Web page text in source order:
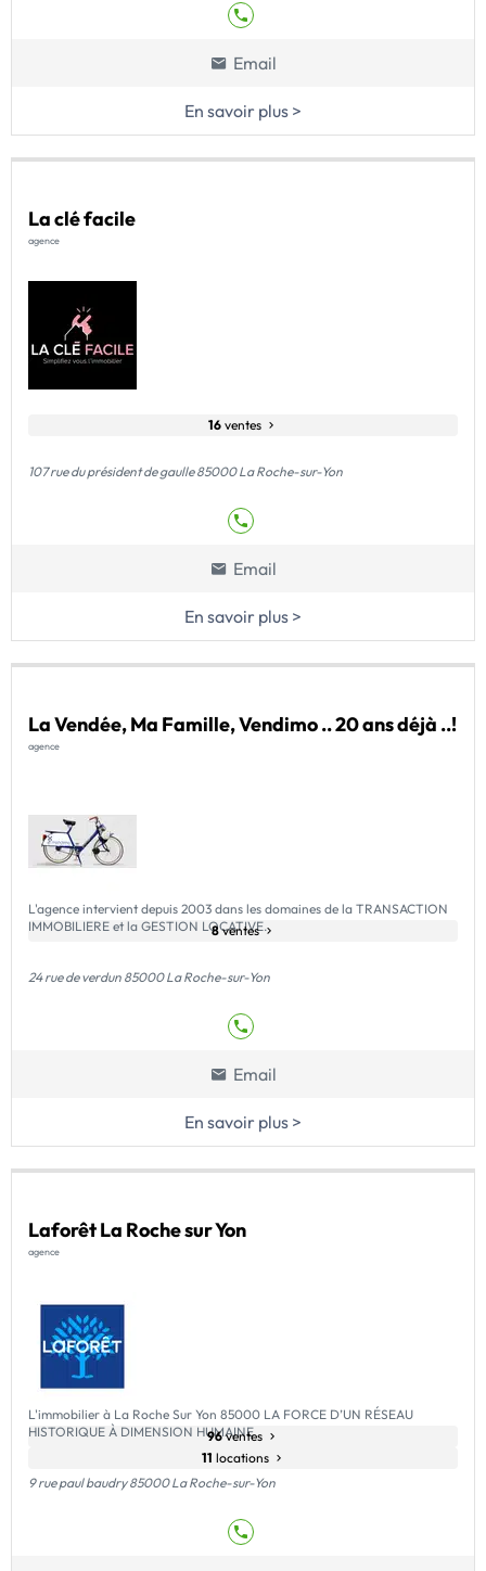
Email
En savoir plus >
La clé facile
agence
16 ventes
107 rue du président de gaulle 85000 La Roche-sur-Yon
Email
En savoir plus >
La Vendée, Ma Famille, Vendimo .. 20 ans déjà ..!
agence
L'agence intervient depuis 2003 dans les domaines de la TRANSACTION
IMMOBILIERE et la GESTION LOCATIVE.
8ventes
24 rue de verdun 85000 La Roche-sur-Yon
Email
En savoir plus >
Laforêt La Roche sur Yon
agence
L'immobilier à La Roche Sur Yon 85000 LA FORCE D’UN RÉSEAU
HISTORIQUE À DIMENSION HUMAINE
96ventes
11 locations
9 rue paul baudry 85000 La Roche-sur-Yon